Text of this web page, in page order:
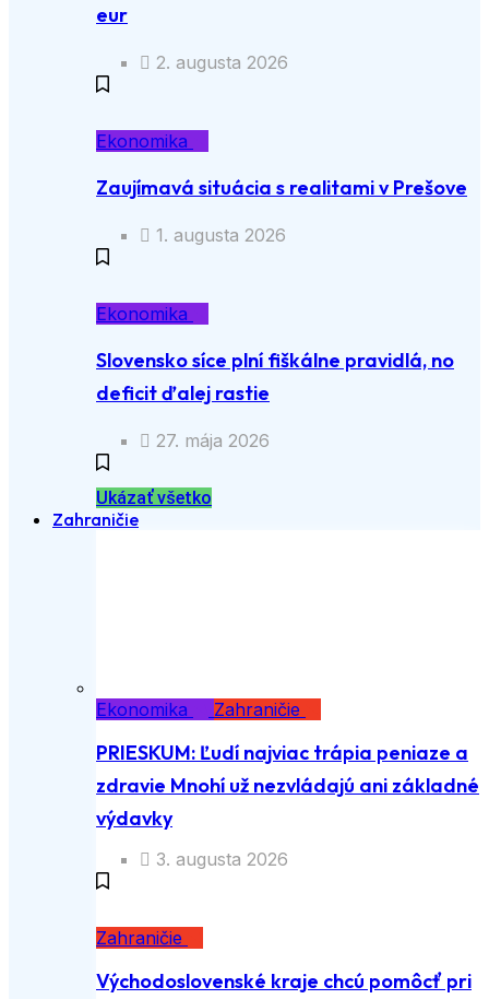
eur
2. augusta 2026
Ekonomika
Zaujímavá situácia s realitami v Prešove
1. augusta 2026
Ekonomika
Slovensko síce plní fiškálne pravidlá, no
deficit ďalej rastie
27. mája 2026
Ukázať všetko
Zahraničie
Ekonomika Zahraničie
PRIESKUM: Ľudí najviac trápia peniaze a
zdravie Mnohí už nezvládajú ani základné
výdavky
3. augusta 2026
Zahraničie
Východoslovenské kraje chcú pomôcť pri